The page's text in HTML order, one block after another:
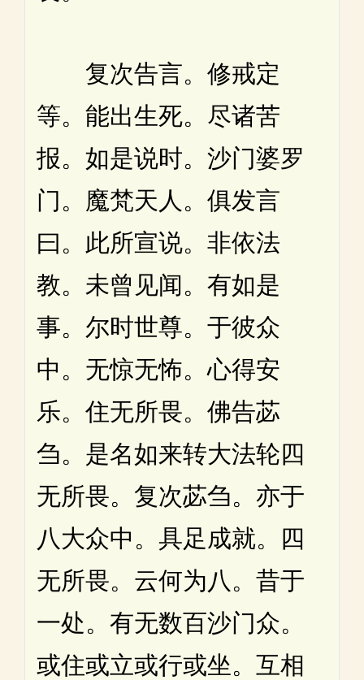
复次告言。修戒定
等。能出生死。尽诸苦
报。如是说时。沙门婆罗
门。魔梵天人。俱发言
曰。此所宣说。非依法
教。未曾见闻。有如是
事。尔时世尊。于彼众
中。无惊无怖。心得安
乐。住无所畏。佛告苾
刍。是名如来转大法轮四
无所畏。复次苾刍。亦于
八大众中。具足成就。四
无所畏。云何为八。昔于
一处。有无数百沙门众。
或住或立或行或坐。互相